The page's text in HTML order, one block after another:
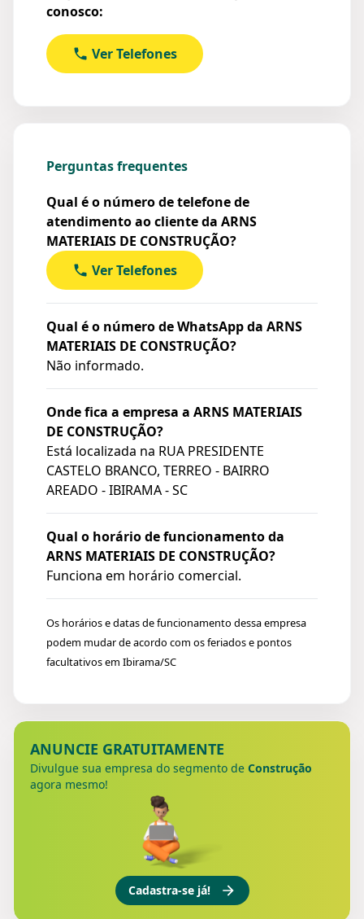
conosco:
Ver Telefones
Perguntas frequentes
Qual é o número de telefone de
atendimento ao cliente da ARNS
MATERIAIS DE CONSTRUÇÃO?
Ver Telefones
Qual é o número de WhatsApp da ARNS
MATERIAIS DE CONSTRUÇÃO?
Não informado.
Onde fica a empresa a ARNS MATERIAIS
DE CONSTRUÇÃO?
Está localizada na RUA PRESIDENTE
CASTELO BRANCO, TERREO - BAIRRO
AREADO - IBIRAMA - SC
Qual o horário de funcionamento da
ARNS MATERIAIS DE CONSTRUÇÃO?
Funciona em horário comercial.
Os horários e datas de funcionamento dessa empresa
podem mudar de acordo com os feriados e pontos
facultativos em Ibirama/SC
ANUNCIE GRATUITAMENTE
Divulgue sua empresa do segmento de Construção
agora mesmo!
Cadastra-se já!